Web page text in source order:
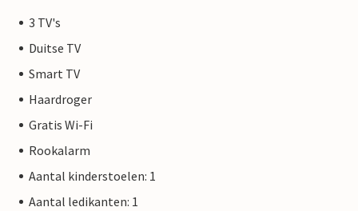
3 TV's
Duitse TV
Smart TV
Haardroger
Gratis Wi-Fi
Rookalarm
Aantal kinderstoelen: 1
Aantal ledikanten: 1